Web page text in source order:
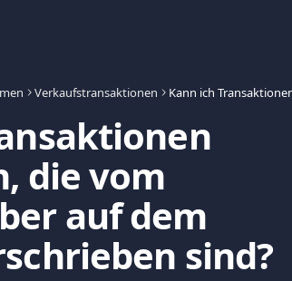
Verkaufstransaktionen
die vom
auf dem
sind?